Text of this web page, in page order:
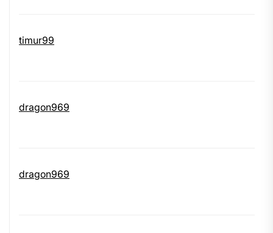
timur99
dragon969
dragon969